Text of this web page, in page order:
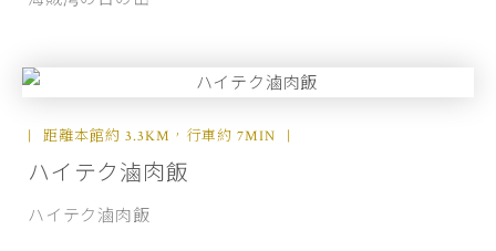
距離本館約 3.3KM，行車約 7MIN
ハイテク滷肉飯
ハイテク滷肉飯